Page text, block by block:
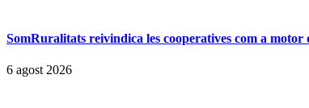
SomRuralitats reivindica les cooperatives com a motor
6 agost 2026